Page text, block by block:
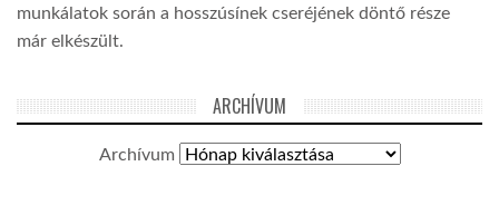
munkálatok során a hosszúsínek cseréjének döntő része
már elkészült.
ARCHÍVUM
Archívum